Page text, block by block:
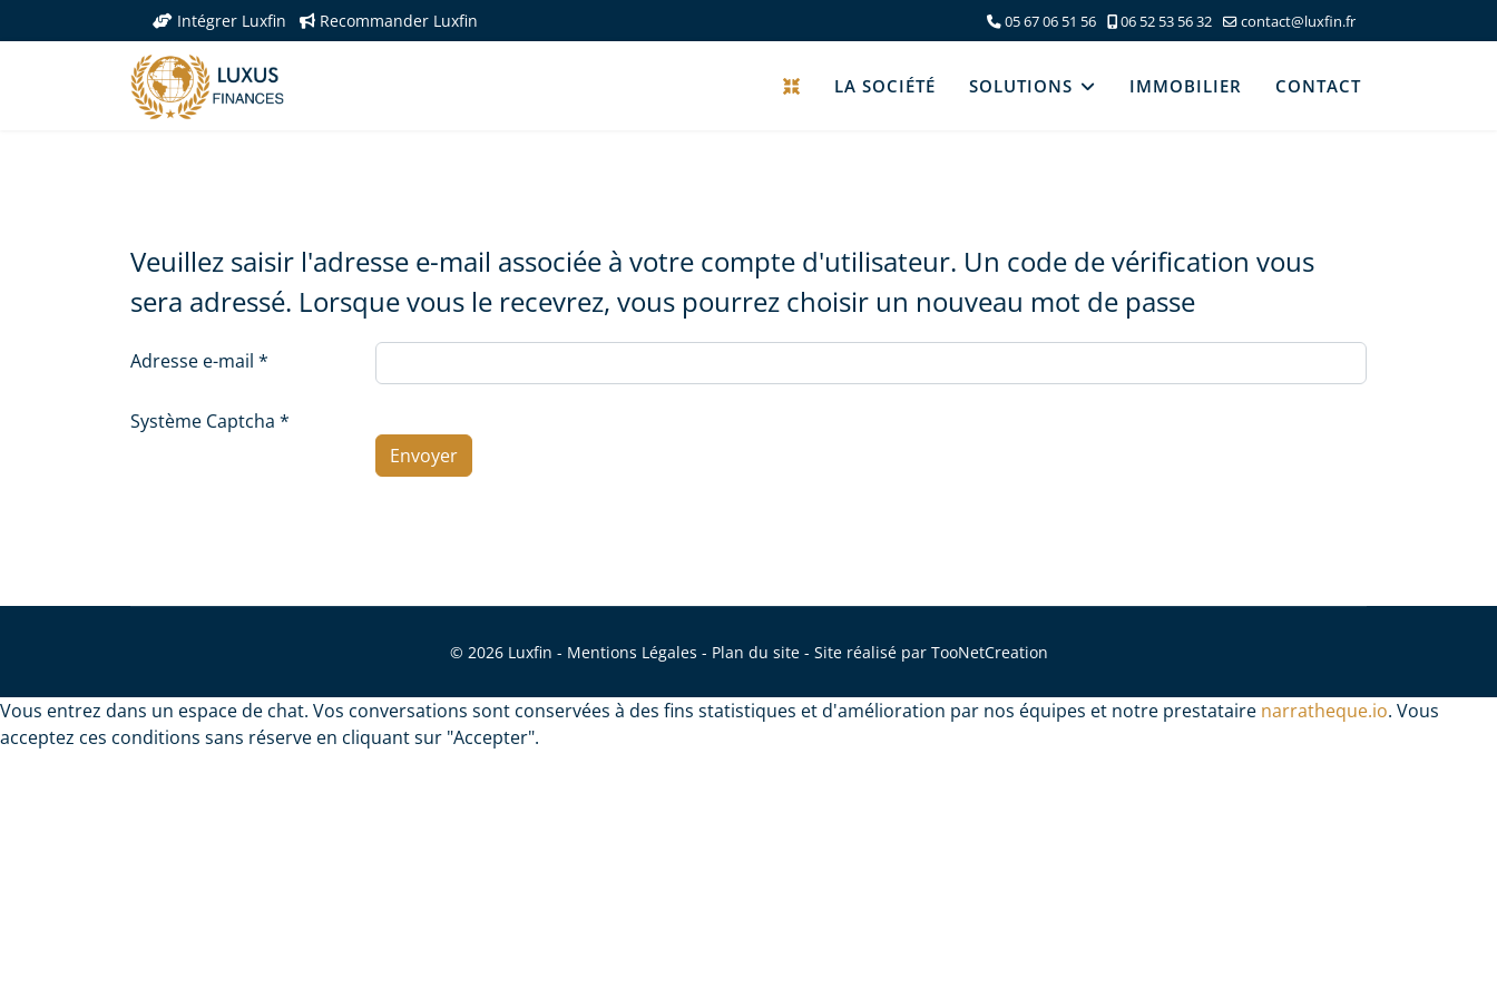
Intégrer Luxfin Recommander Luxfin 05 67 06 51 56 06 52 53 56 32 contact@luxfin.fr
LA SOCIÉTÉ SOLUTIONS IMMOBILIER CONTACT
Veuillez saisir l'adresse e-mail associée à votre compte d'utilisateur. Un code de vérification vous
sera adressé. Lorsque vous le recevrez, vous pourrez choisir un nouveau mot de passe
Adresse e-mail *
Système Captcha *
Envoyer
© 2026 Luxfin - Mentions Légales - Plan du site - Site réalisé par TooNetCreation
Vous entrez dans un espace de chat. Vos conversations sont conservées à des fins statistiques et d'amélioration par nos équipes et notre prestataire narratheque.io. Vous
acceptez ces conditions sans réserve en cliquant sur "Accepter".